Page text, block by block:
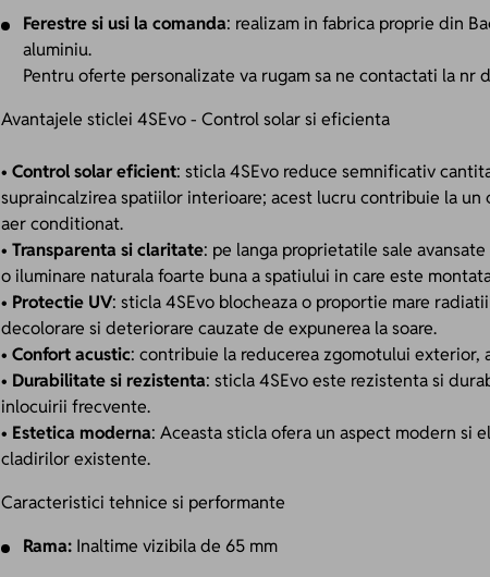
Ferestre si usi la comanda: realizam in fabrica proprie din
aluminiu.
Pentru oferte personalizate va rugam sa ne contactati la nr
Avantajele sticlei 4SEvo - Control solar si eficienta
• Control solar eficient: sticla 4SEvo reduce semnificativ
supraincalzirea spatiilor interioare; acest lucru contribuie la
aer conditionat.
• Transparenta si claritate: pe langa proprietatile sale
o iluminare naturala foarte buna a spatiului in care este
• Protectie UV: sticla 4SEvo blocheaza o proportie mare
decolorare si deteriorare cauzate de expunerea la soare.
• Confort acustic: contribuie la reducerea zgomotului
• Durabilitate si rezistenta: sticla 4SEvo este rezistenta si
inlocuirii frecvente.
• Estetica moderna: Aceasta sticla ofera un aspect modern si
cladirilor existente.
Caracteristici tehnice si performante
Rama: Inaltime vizibila de 65 mm